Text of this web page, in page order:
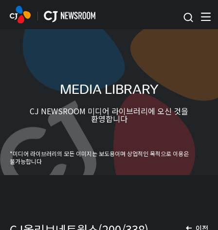
본문 바로가기
MEDIA LIBRARY
CJ NEWSROOM 미디어 라이브러리에 오신 것을
환영합니다
*미디어 라이브러리의 모든 이미지는 보도용이며 상업적인 목적으로 이용은
불가능합니다
이전